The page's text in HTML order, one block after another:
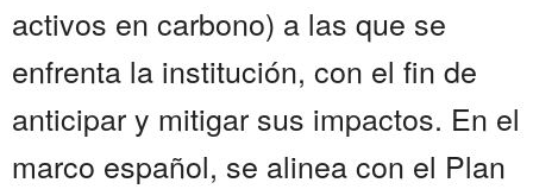
activos en carbono) a las que se
enfrenta la institución, con el fin de
anticipar y mitigar sus impactos. En el
marco español, se alinea con el Plan